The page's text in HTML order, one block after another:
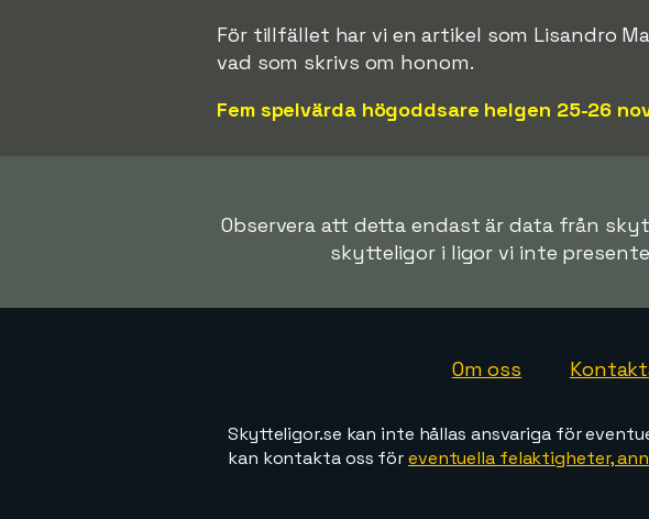
För tillfället har vi en artikel som Lisandro
vad som skrivs om honom.
Fem spelvärda högoddsare helgen 25-26
Observera att detta endast är data från
skytteligor i ligor vi inte
Om oss
Skytteligor.se kan inte hållas ansvariga för
kan kontakta oss föreventuella felaktigheter,